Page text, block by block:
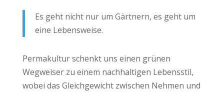
Es geht nicht nur um Gärtnern, es geht um
eine Lebensweise.
Permakultur schenkt uns einen grünen
Wegweiser zu einem nachhaltigen Lebensstil,
wobei das Gleichgewicht zwischen Nehmen und